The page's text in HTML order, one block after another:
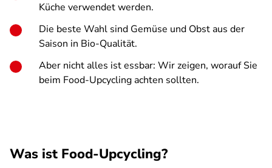
Küche verwendet werden.
Die beste Wahl sind Gemüse und Obst aus der
Saison in Bio-Qualität.
Aber nicht alles ist essbar: Wir zeigen, worauf Sie
beim Food-Upcycling achten sollten.
Was ist Food-Upcycling?